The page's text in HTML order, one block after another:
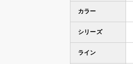
カラー
シリーズ
ライン